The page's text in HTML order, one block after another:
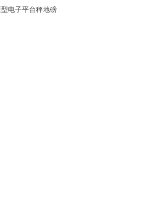
电子平台秤地磅